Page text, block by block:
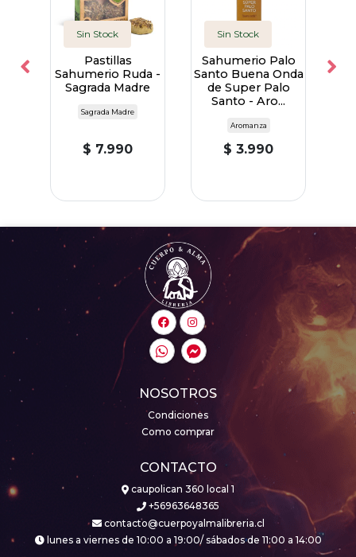
Sin Stock
Pastillas
Sahumerio Ruda -
Sagrada Madre
Sagrada Madre
$ 7.990
Sin Stock
Sahumerio Palo
Santo Buena Onda
de Super Palo
Santo - Aro...
Aromanza
$ 3.990
NOSOTROS
Condiciones
Como comprar
CONTACTO
caupolican 360 local 1
+56963648365
contacto@cuerpoyalmalibreria.cl
lunes a viernes de 10:00 a 19:00/ sábados de 11:00 a 14:00